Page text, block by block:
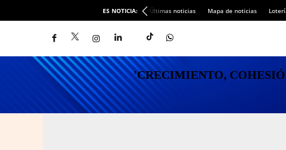
ES NOTICIA: Últimas noticias Mapa de noticias
'CRECIMIENTO,